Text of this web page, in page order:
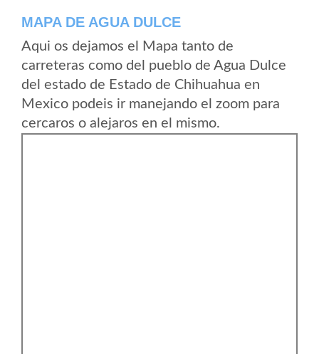
MAPA DE AGUA DULCE
Aqui os dejamos el Mapa tanto de
carreteras como del pueblo de Agua Dulce
del estado de Estado de Chihuahua en
Mexico podeis ir manejando el zoom para
cercaros o alejaros en el mismo.